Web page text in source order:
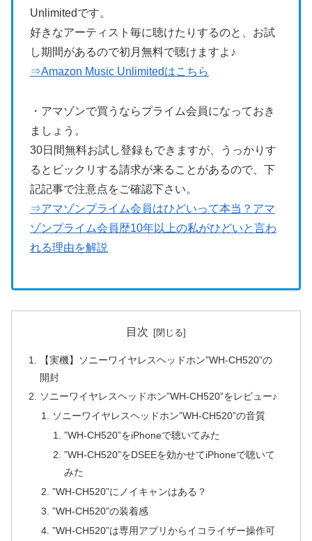
Unlimitedです。
好きなアーティスト毎に聴けたりするのと、お試
し期間があるので初月無料で聴けますよ♪
⇒Amazon Music Unlimitedはこちら
・アマゾンで買うならプライム会員になっておき
ましょう。
30日間無料お試し登録もできますが、うっかりす
るとビックリする請求が来ることがあるので、下
記記事で注意点をご確認下さい。
⇒アマゾンプライム会員はひどいって本当？アマ
ゾンプライム会員歴10年以上の私がひどいと言わ
れる理由を解説
目次
【実機】ソニーワイヤレスヘッドホン”WH-CH520”の
開封
ソニーワイヤレスヘッドホン”WH-CH520”をレビュー♪
ソニーワイヤレスヘッドホン”WH-CH520”の音質
”WH-CH520”をiPhoneで聴いてみた
”WH-CH520”をDSEEを効かせてiPhoneで聴いて
みた
”WH-CH520”にノイキャンはある？
”WH-CH520”の装着感
”WH-CH520”は専用アプリからイコライザー操作可